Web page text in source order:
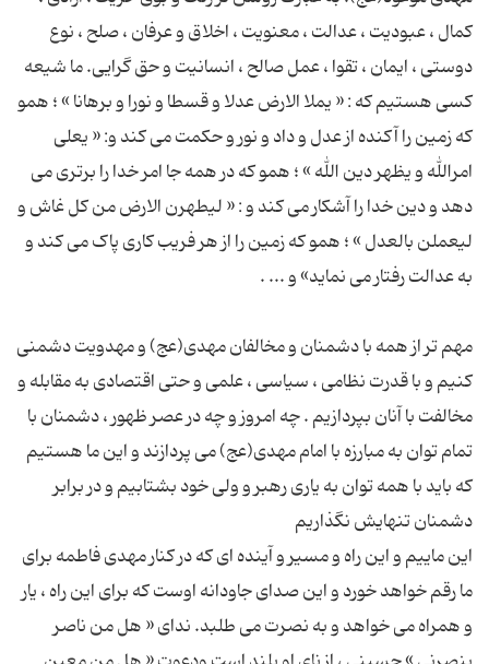
کمال ، عبودیت ، عدالت ، معنویت ، اخلاق و عرفان ، صلح ، نوع
دوستی ، ایمان ، تقوا ، عمل صالح ، انسانیت و حق گرایی. ما شیعه
کسی هستیم که : « یملا الارض عدلا و قسطا و نورا و برهانا » ؛ همو
که زمین را آکنده از عدل و داد و نور و حکمت می کند و: « یعلی
امرالله و یظهر دین الله » ؛ همو که در همه جا امر خدا را برتری می
دهد و دین خدا را آشکار می کند و : « لیطهرن الارض من کل غاش و
لیعملن بالعدل » ؛ همو که زمین را از هر فریب کاری پاک می کند و
مهم تر از همه با دشمنان و مخالفان مهدی(عج) و مهدویت دشمنی
کنیم و با قدرت نظامی ، سیاسی ، علمی و حتی اقتصادی به مقابله و
مخالفت با آنان بپردازیم . چه امروز و چه در عصر ظهور ، دشمنان با
تمام توان به مبارزه با امام مهدی(عج) می پردازند و این ما هستیم
که باید با همه توان به یاری رهبر و ولی خود بشتابیم و در برابر
این ماییم و این راه و مسیر و آینده ای که در کنار مهدی فاطمه برای
ما رقم خواهد خورد و این صدای جاودانه اوست که برای این راه ، یار
و همراه می خواهد و به نصرت می طلبد. ندای « هل من ناصر